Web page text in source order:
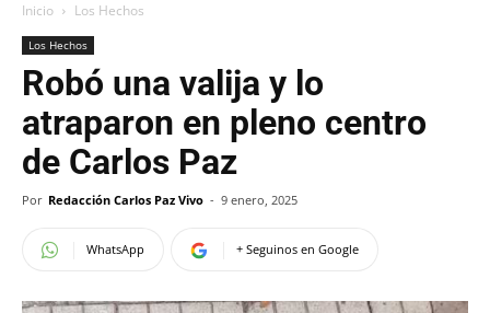
Inicio Los Hechos
Los Hechos
Robó una valija y lo
atraparon en pleno centro
de Carlos Paz
Por Redacción Carlos Paz Vivo - 9 enero, 2025
WhatsApp + Seguinos en Google